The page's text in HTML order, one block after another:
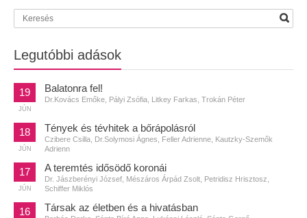
Legutóbbi adások
19
JÚN
Balatonra fel!
Dr.Kovács Emőke, Pályi Zsófia, Litkey Farkas, Trokán Péter
18
JÚN
Tények és tévhitek a bőrápolásról
Czibere Csilla, Dr.Solymosi Ágnes, Feller Adrienne, Kautzky-Szemők
Adrienn
17
JÚN
A teremtés idősödő koronái
Dr. Jászberényi József, Mészáros Árpád Zsolt, Petridisz Hrisztosz,
Schiffer Miklós
16 Társak az életben és a hivatásban